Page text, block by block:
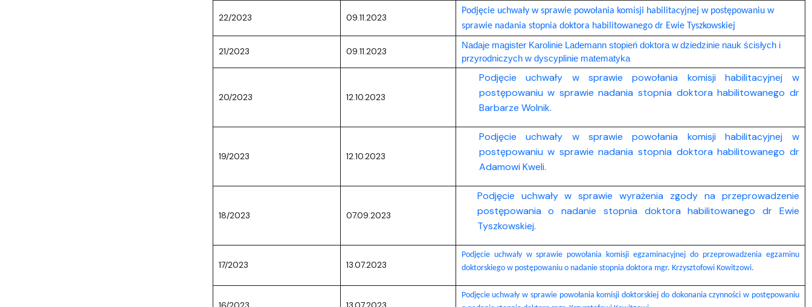
22/2023 09.11.2023
Podjęcie uchwały w sprawie powołania komisji habilitacyjnej w postępowaniu w
sprawie nadania stopnia doktora habilitowanego dr Ewie Tyszkowskiej
21/2023 09.11.2023
Nadaje magister Karolinie Lademann stopień doktora w dziedzinie nauk ścisłych i
przyrodniczych w dyscyplinie matematyka
20/2023 12.10.2023
Podjęcie uchwały w sprawie powołania komisji habilitacyjnej w
postępowaniu w sprawie nadania stopnia doktora habilitowanego dr
Barbarze Wolnik.
19/2023 12.10.2023
Podjęcie uchwały w sprawie powołania komisji habilitacyjnej w
postępowaniu w sprawie nadania stopnia doktora habilitowanego dr
Adamowi Kweli.
18/2023 07.09.2023
Podjęcie uchwały w sprawie wyrażenia zgody na przeprowadzenie
postępowania o nadanie stopnia doktora habilitowanego dr Ewie
Tyszkowskiej.
17/2023 13.07.2023
Podjęcie uchwały w sprawie powołania komisji egzaminacyjnej do przeprowadzenia egzaminu
doktorskiego w postępowaniu o nadanie stopnia doktora mgr. Krzysztofowi Kowitzowi.
Podjęcie uchwały w sprawie powołania komisji doktorskiej do dokonania czynności w postępowaniu